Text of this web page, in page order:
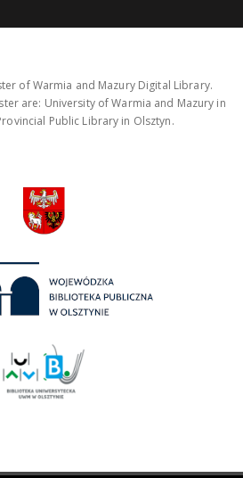
of Warmia and Mazury Digital Library.
are: University of Warmia and Mazury in
Public Library in Olsztyn.